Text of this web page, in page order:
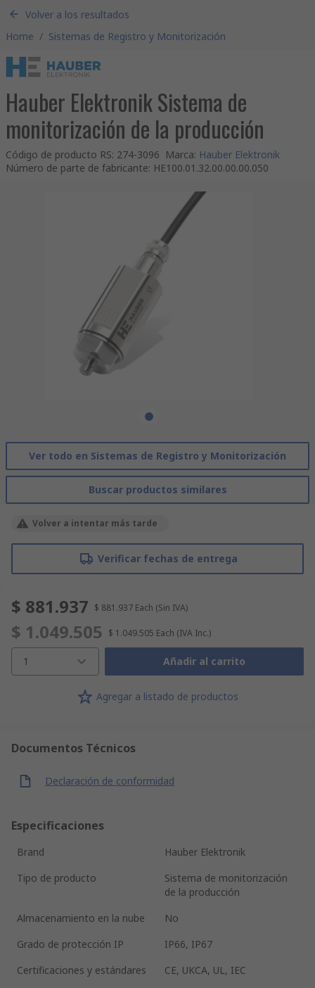
Volver a los resultados
Home / Sistemas de Registro y Monitorización
Hauber Elektronik Sistema de
monitorización de la producción
Código de producto RS: 274-3096 Marca: Hauber Elektronik
Número de parte de fabricante: HE100.01.32.00.00.00.050
Ver todo en Sistemas de Registro y Monitorización
Buscar productos similares
Volver a intentar más tarde
Verificar fechas de entrega
$ 881.937 $ 881.937 Each (Sin IVA)
$ 1.049.505 $ 1.049.505 Each (IVA Inc.)
1 Añadir al carrito
Agregar a listado de productos
Documentos Técnicos
Declaración de conformidad
Especificaciones
Brand
Hauber Elektronik
Tipo de producto
Sistema de monitorización
de la producción
Almacenamiento en la nube
No
Grado de protección IP
IP66, IP67
Certificaciones y estándares
CE, UKCA, UL, IEC